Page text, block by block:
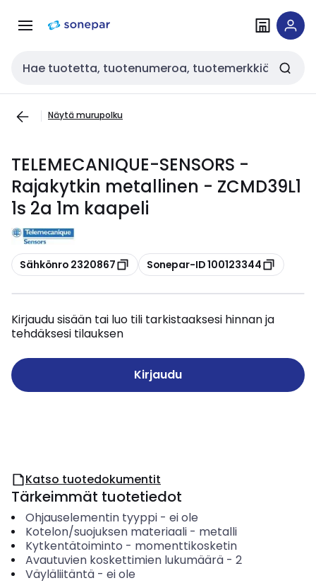
navigointiinsisältöön
Haku
Näytä murupolku
TELEMECANIQUE-SENSORS -
Rajakytkin metallinen - ZCMD39L1
1s 2a 1m kaapeli
Kopioi
Sähkönro 2320867 Kopioi
Sonepar-ID 100123344
Kirjaudu sisään tai luo tili tarkistaaksesi hinnan ja
tehdäksesi tilauksen
Kirjaudu
Katso tuotedokumentit
Tärkeimmät tuotetiedot
Ohjauselementin tyyppi- ei ole
Kotelon/suojuksen materiaali- metalli
Kytkentätoiminto - momenttikosketin
Avautuvien koskettimien lukumäärä- 2
Väyläliitäntä- ei ole